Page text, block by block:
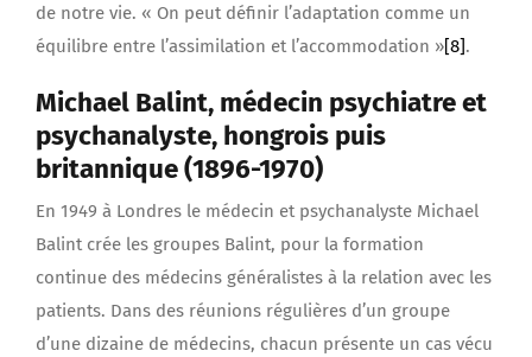
de notre vie. « On peut définir l’adaptation comme un
équilibre entre l’assimilation et l’accommodation »[8].
Michael Balint, médecin psychiatre et
psychanalyste, hongrois puis
britannique (1896-1970)
En 1949 à Londres le médecin et psychanalyste Michael
Balint crée les groupes Balint, pour la formation
continue des médecins généralistes à la relation avec les
patients. Dans des réunions régulières d’un groupe
d’une dizaine de médecins, chacun présente un cas vécu